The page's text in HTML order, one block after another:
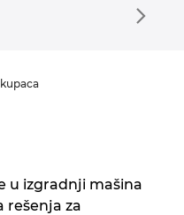
u izgradnji mašina
rešenja za